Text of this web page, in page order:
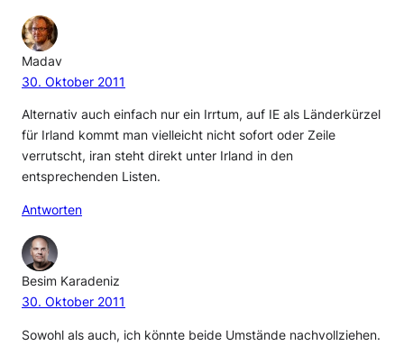
Madav
30. Oktober 2011
Alternativ auch einfach nur ein Irrtum, auf IE als Länderkürzel
für Irland kommt man vielleicht nicht sofort oder Zeile
verrutscht, iran steht direkt unter Irland in den
entsprechenden Listen.
Antworten
Besim Karadeniz
30. Oktober 2011
Sowohl als auch, ich könnte beide Umstände nachvollziehen.